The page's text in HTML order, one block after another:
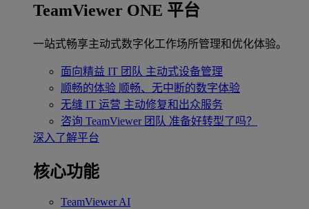
TeamViewer ONE 平台
一站式畅享主动式数字化工作场所管理和优化体验。
面向精益 IT 团队 主动式设备管理
顺畅的体验 顺畅、无中断的数字体验
无缝 IT 运营 主动修复和出众服务
咨询 TeamViewer 团队 准备好转型了吗？
深入了解平台
核心功能
TeamViewer AI